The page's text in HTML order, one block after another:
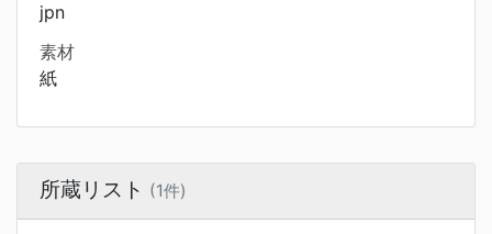
jpn
素材
紙
所蔵リスト (1件)